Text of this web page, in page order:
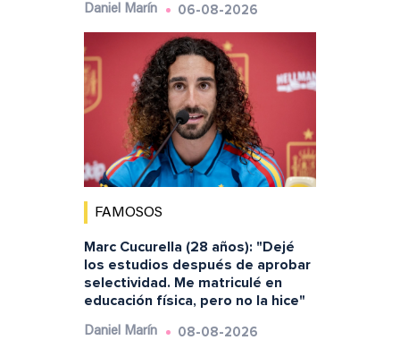
Daniel Marín 06-08-2026
FAMOSOS
Marc Cucurella (28 años): "Dejé
los estudios después de aprobar
selectividad. Me matriculé en
educación física, pero no la hice"
Daniel Marín 08-08-2026